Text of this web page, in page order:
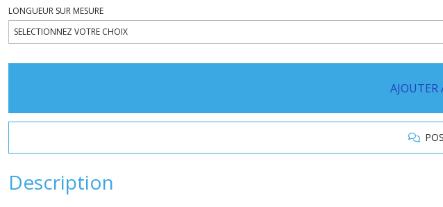
LONGUEUR SUR MESURE
AJOUTER
Description